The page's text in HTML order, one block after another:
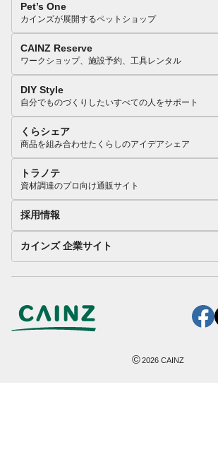
Pet’s One
カインズが展開するペットショップ
CAINZ Reserve
ワークショップ、施設予約、工具レンタル
DIY Style
自分でものづくりしたいすべての人をサポート
くらシェア
商品を組み合わせたくらしのアイデアシェア
トラノテ
資材調達のプロ向け通販サイト
採用情報
カインズ 企業サイト
©2026 CAINZ